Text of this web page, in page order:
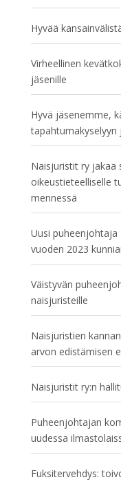
Hyvää
Virheellinen
jäsenille
Hyvä jäsenemme,
tapahtumakyselyyn
Naisjuristit ry jakaa
oikeustieteelliselle
mennessä
Uusi
vuoden 2023
Väistyvän
naisjuristeille
Naisjuristien
arvon edistämisen
Naisjuristit ry:n
Puheenjohtajan
uudessa
Fuksitervehdys: